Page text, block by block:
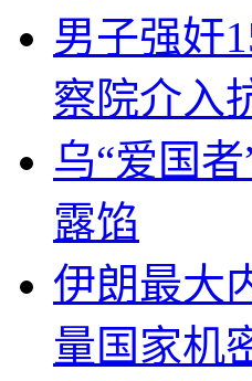
男子强奸
察院介入
乌“爱国
露馅
伊朗最大
量国家机